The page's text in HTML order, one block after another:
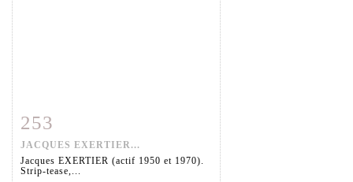
Fiche détaillée
253
JACQUES EXERTIER...
Jacques EXERTIER (actif 1950 et 1970).
Strip-tease,...